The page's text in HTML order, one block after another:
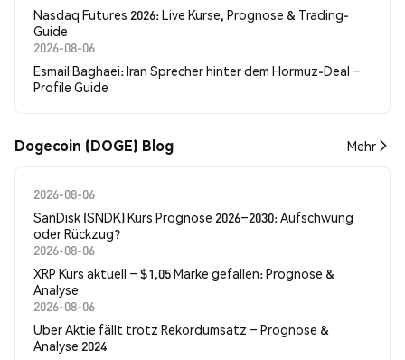
Nasdaq Futures 2026: Live Kurse, Prognose & Trading-
Guide
2026-08-06
Esmail Baghaei: Iran Sprecher hinter dem Hormuz-Deal –
Profile Guide
Dogecoin (DOGE) Blog Mehr
2026-08-06
SanDisk (SNDK) Kurs Prognose 2026–2030: Aufschwung
oder Rückzug?
2026-08-06
XRP Kurs aktuell – $1,05 Marke gefallen: Prognose &
Analyse
2026-08-06
Uber Aktie fällt trotz Rekordumsatz – Prognose &
Analyse 2024